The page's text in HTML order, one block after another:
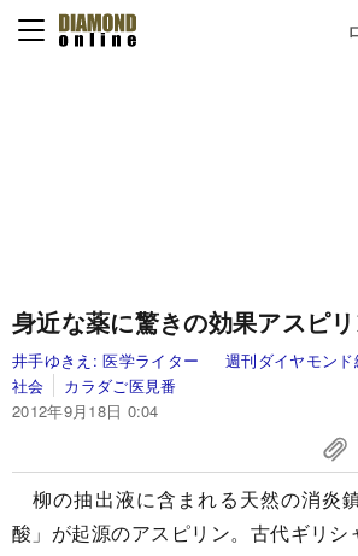
身近な薬に驚きの効果アスピ
井手ゆきえ:医学ライター
週刊ダイヤモン
社会
カラダご医見番
2012年9月18日 0:04
柳の抽出液に含まれる天然の消炎
酸」が起源のアスピリン。古代ギリシ